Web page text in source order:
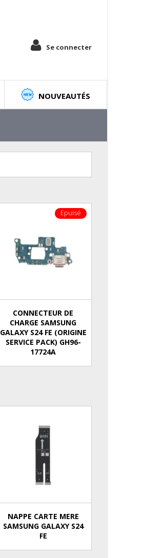
Se connecter
NOUVEAUTÉS
Epuisé
CONNECTEUR DE
CHARGE SAMSUNG
GALAXY S24 FE (ORIGINE
SERVICE PACK) GH96-
17724A
NAPPE CARTE MERE
SAMSUNG GALAXY S24
FE